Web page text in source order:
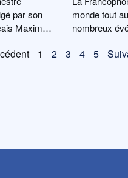
par son
Maxime
monde tout
nombreux
1 2 3 4 5